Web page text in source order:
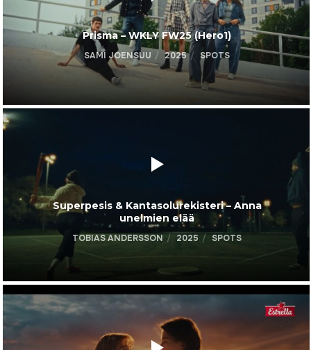
Prisma – WKLY FW25 (Hero1)
SAMI JOENSUU 2025 SPOTS
Superpesis & Kantasolurekisteri – Anna
unelmien elää
TOBIAS ANDERSSON 2025 SPOTS